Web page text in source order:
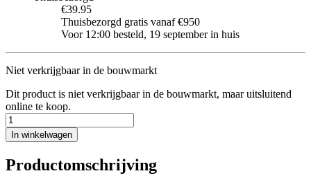
€39.95
Thuisbezorgd gratis vanaf €950
Voor 12:00 besteld, 19 september in huis
Niet verkrijgbaar in de bouwmarkt
Dit product is niet verkrijgbaar in de bouwmarkt, maar uitsluitend
online te koop.
In winkelwagen
Productomschrijving